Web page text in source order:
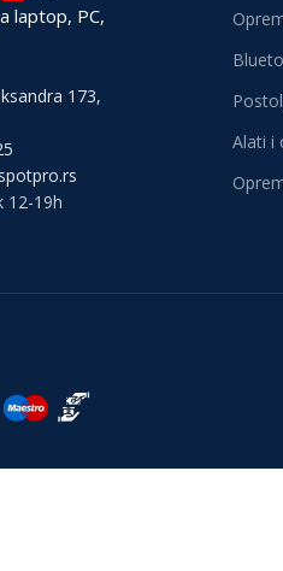
laptop, PC,
173,
12-19h
Alati i